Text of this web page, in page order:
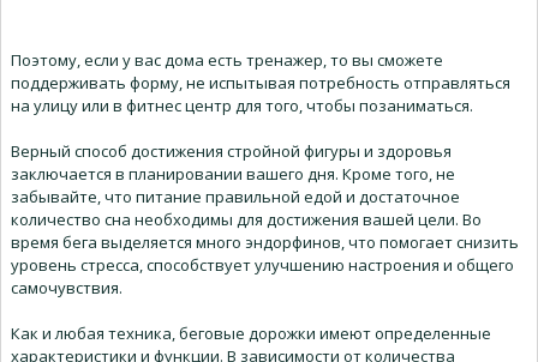
Поэтому, если у вас дома есть тренажер, то вы сможете
поддерживать форму, не испытывая потребность отправляться
на улицу или в фитнес центр для того, чтобы позаниматься.
Верный способ достижения стройной фигуры и здоровья
заключается в планировании вашего дня. Кроме того, не
забывайте, что питание правильной едой и достаточное
количество сна необходимы для достижения вашей цели. Во
время бега выделяется много эндорфинов, что помогает снизить
уровень стресса, способствует улучшению настроения и общего
самочувствия.
Как и любая техника, беговые дорожки имеют определенные
характеристики и функции. В зависимости от количества